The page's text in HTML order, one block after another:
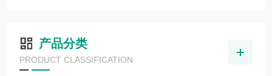
产品分类
PRODUCT CLASSIFICATION